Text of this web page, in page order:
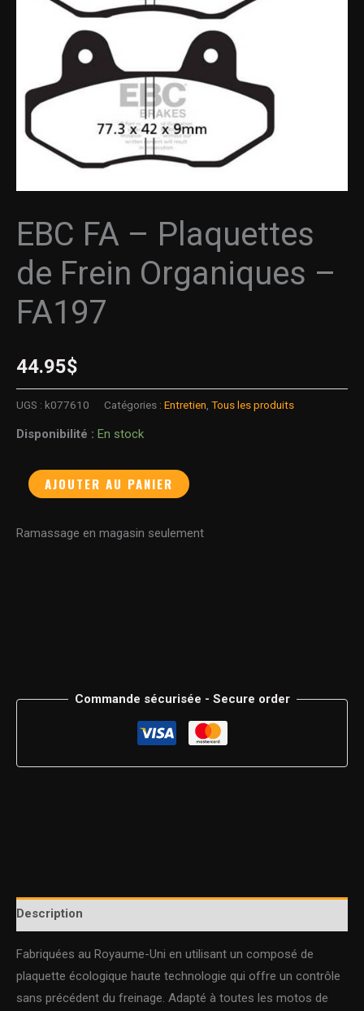
EBC FA – Plaquettes
de Frein Organiques –
FA197
44.95$
UGS : k077610 Catégories : Entretien Tous les produits
Disponibilité : En stock
Organiques
FA197
AJOUTER AU PANIER
Ramassage en magasin seulement
Commande sécurisée - Secure order
Description
Fabriquées au Royaume-Uni en utilisant un composé de
plaquette écologique haute technologie qui offre un contrôle
sans précédent du freinage. Adapté à toutes les motos de